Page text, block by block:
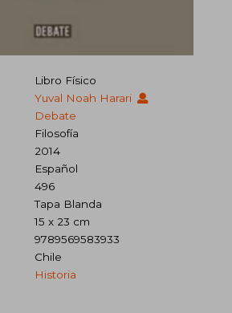
Libro Físico
Yuval Noah Harari
Debate
Filosofía
2014
Español
496
Tapa Blanda
15 x 23 cm
9789569583933
Chile
Historia